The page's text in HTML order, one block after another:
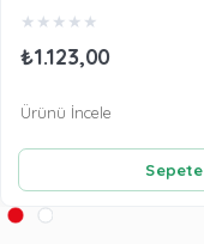
★ ★ ★ ★ ★
₺1.123,00
Ürünü İncele